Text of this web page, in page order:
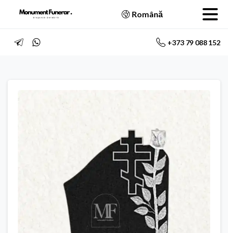
Română
+373 79 088 152